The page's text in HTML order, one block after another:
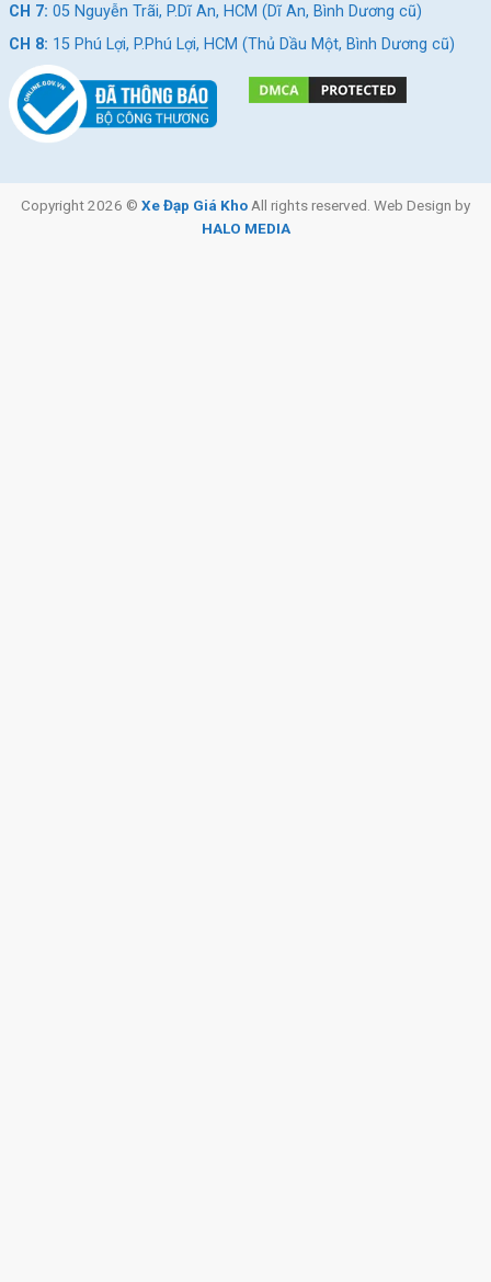
CH 7: 05 Nguyễn Trãi, P.Dĩ An, HCM (Dĩ An, Bình Dương cũ)
CH 8: 15 Phú Lợi, P.Phú Lợi, HCM (Thủ Dầu Một, Bình Dương cũ)
Copyright 2026 © Xe Đạp Giá Kho All rights reserved. Web Design by
HALO MEDIA